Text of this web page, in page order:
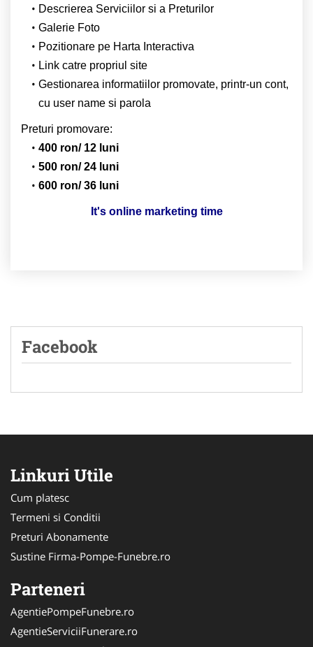
Descrierea Serviciilor si a Preturilor
Galerie Foto
Pozitionare pe Harta Interactiva
Link catre propriul site
Gestionarea informatiilor promovate, printr-un cont,
cu user name si parola
Preturi promovare:
400 ron/ 12 luni
500 ron/ 24 luni
600 ron/ 36 luni
It's online marketing time
Facebook
Linkuri Utile
Cum platesc
Termeni si Conditii
Preturi Abonamente
Sustine Firma-Pompe-Funebre.ro
Parteneri
AgentiePompeFunebre.ro
AgentieServiciiFunerare.ro